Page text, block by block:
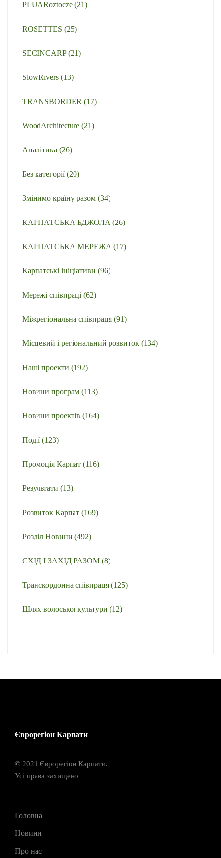
PLUARoztocze (21)
ROSETTES (25)
SECINCARP(21)
SlowRivers (13)
TRANSBORDER (17)
WoodArchitecture (21)
Аналітика (26)
Без категорії(20)
Змінимо країну разом (34)
КАРПАТСЬКА БДЖОЛА (26)
КАРПАТСЬКА МЕРЕЖА (17)
Карпатські ініціативи (96)
Мережі співпраці (62)
Міжрегіональна співпраця (91)
Місцевий і регіональний розвиток (134)
Наші проекти (192)
Новини програм (113)
Новини проектів (164)
Події(123)
Промоція Карпат (116)
Результати (13)
Розвиток Карпат (169)
Розділ Новини (492)
СХІД І ЗАХІД РАЗОМ (8)
Транскордонна співпраця (125)
Шлях волоської культури (12)
Єврорегіон Карпати
© 2021 Єврорегіон Карпати.
Усі права захищено
Головна
Новини
Про нас